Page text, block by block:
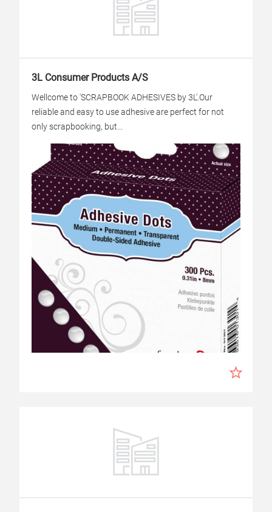
3L Consumer Products A/S
Wellcome to 'SCRAPBOOK ADHESIVES by 3L'.Our
reliable and easy to use adhesive are perfect for not
only scrapbooking, but...